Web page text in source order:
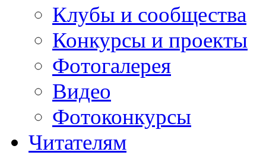
Клубы и сообщества
Конкурсы и проекты
Фотогалерея
Видео
Фотоконкурсы
Читателям